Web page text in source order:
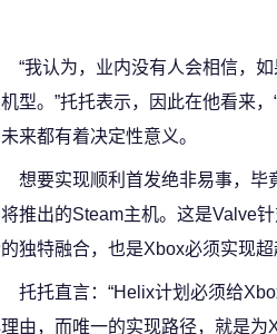
“我认为，业内没有人会相信，
型。”托托表示，因此在他看来
来都有着决定性意义。
想要实现顺利首发绝非易事，毕
将推出的Steam主机。这是Valve
独特融合，也是Xbox必须实现超
托托直言：“Helix计划必须给
由，而唯一的实现路径，就是